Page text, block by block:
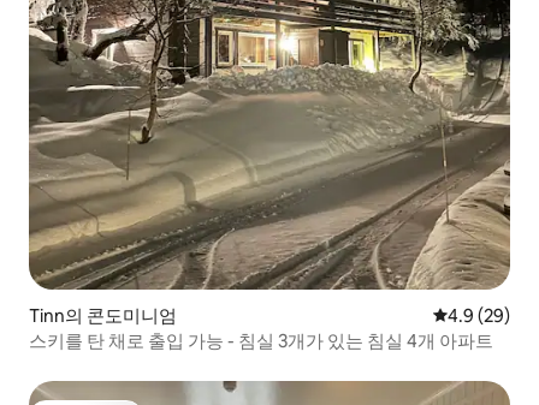
Tinn의 콘도미니엄 평점 4.9점(5
4.9 (29)
스키를 탄 채로 출입 가능 - 침실 3개가 있는 침실 4개 아파트